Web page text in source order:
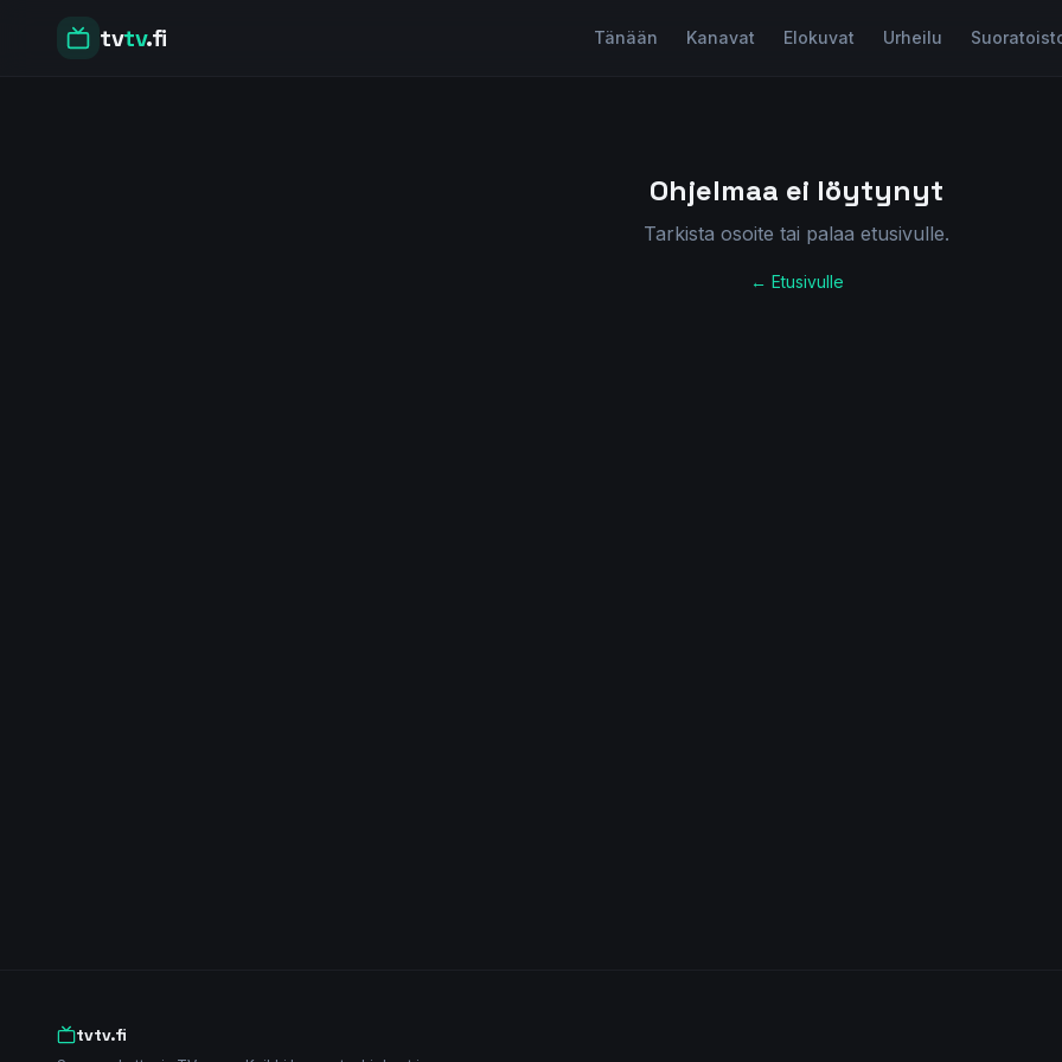
tvtv.fi Tänään Kanavat Elokuvat Urheilu
Ohjelmaa ei löytynyt
Tarkista osoite tai palaa etusivulle.
← Etusivulle
tvtv.fi